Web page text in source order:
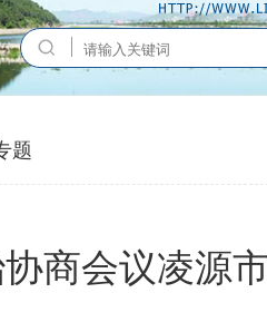
题
商会议凌源